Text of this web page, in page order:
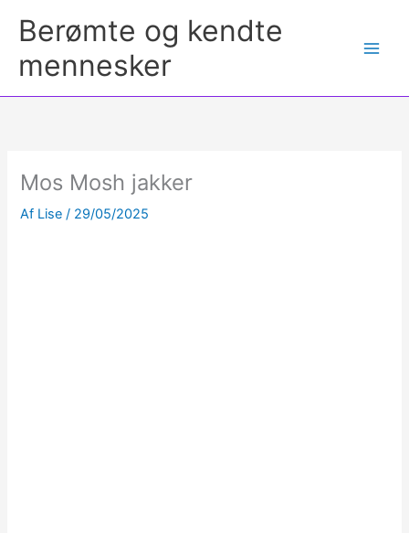
Berømte og kendte
mennesker
Mos Mosh jakker
Af Lise/ 29/05/2025